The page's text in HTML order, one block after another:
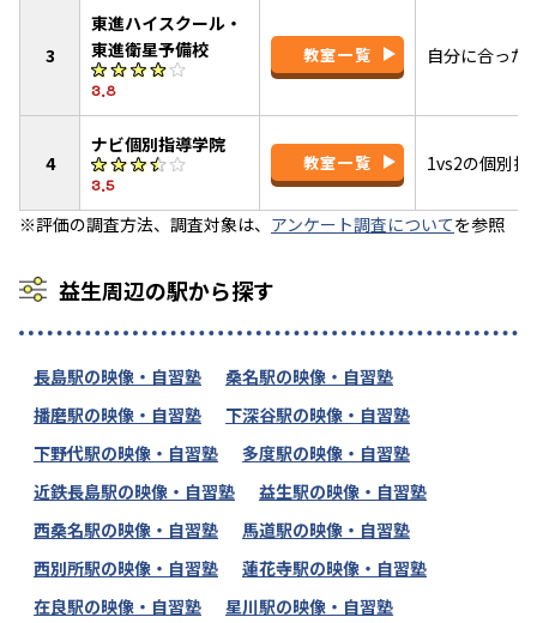
3
東進ハイスクール・
東進衛星予備校
3.8
教室一覧 自分に合った
4
ナビ個別指導学院
3.5
教室一覧 1vs2の個別指
※評価の調査方法、調査対象は、 アンケート調査についてを参照
益生周辺の駅から探す
長島駅の映像・自習塾
桑名駅の映像・自習塾
播磨駅の映像・自習塾
下深谷駅の映像・自習塾
下野代駅の映像・自習塾
多度駅の映像・自習塾
近鉄長島駅の映像・自習塾
益生駅の映像・自習塾
西桑名駅の映像・自習塾
馬道駅の映像・自習塾
西別所駅の映像・自習塾
蓮花寺駅の映像・自習塾
在良駅の映像・自習塾
星川駅の映像・自習塾